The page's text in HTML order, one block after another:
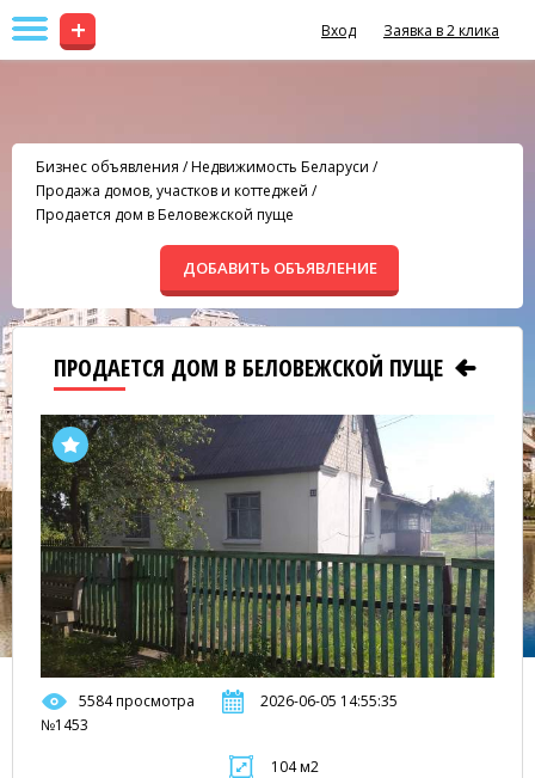
+ Вход Заявка в 2 клика
Бизнес объявления /Недвижимость Беларуси /
Продажа домов, участков и коттеджей /
Продается дом в Беловежской пуще
ДОБАВИТЬ ОБЪЯВЛЕНИЕ
ПРОДАЕТСЯ ДОМ В БЕЛОВЕЖСКОЙ ПУЩЕ
5584 просмотра
2026-06-05 14:55:35
№1453
104 м2